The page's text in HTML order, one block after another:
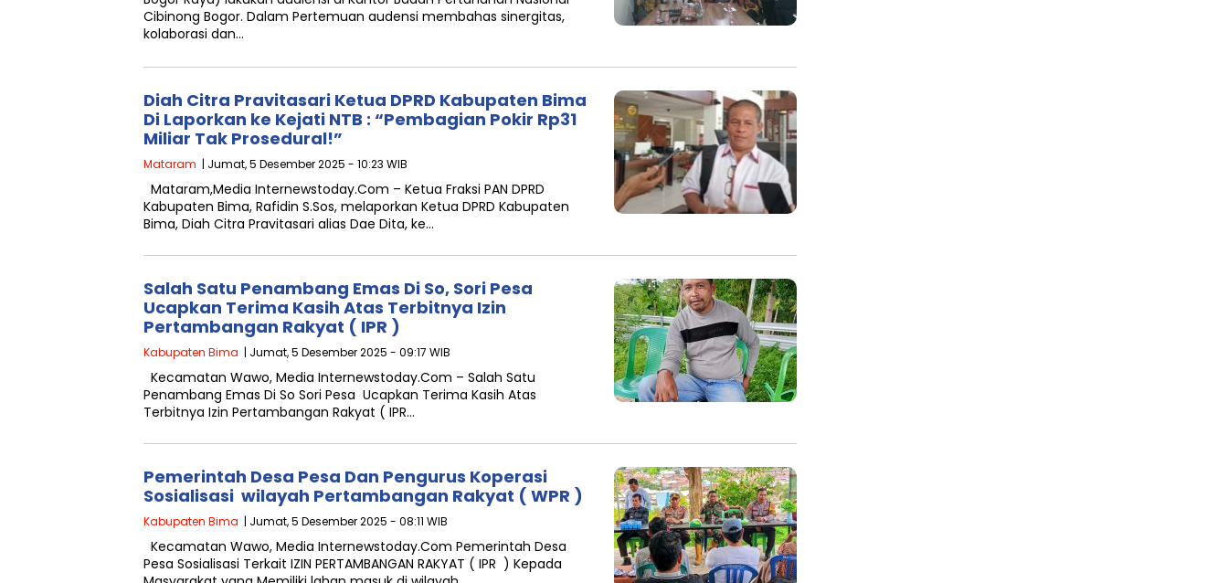
Cibinong Bogor. Dalam Pertemuan audensi membahas sinergitas,
kolaborasi dan…
Diah Citra Pravitasari Ketua DPRD Kabupaten Bima
Di Laporkan ke Kejati NTB : “Pembagian Pokir Rp31
Miliar Tak Prosedural!”
Mataram | Jumat, 5 Desember 2025 - 10:23 WIB
Mataram,Media Internewstoday.Com – Ketua Fraksi PAN DPRD
Kabupaten Bima, Rafidin S.Sos, melaporkan Ketua DPRD Kabupaten
Bima, Diah Citra Pravitasari alias Dae Dita, ke…
Salah Satu Penambang Emas Di So, Sori Pesa
Ucapkan Terima Kasih Atas Terbitnya Izin
Pertambangan Rakyat ( IPR )
Kabupaten Bima | Jumat, 5 Desember 2025 - 09:17 WIB
Kecamatan Wawo, Media Internewstoday.Com – Salah Satu
Penambang Emas Di So Sori Pesa Ucapkan Terima Kasih Atas
Terbitnya Izin Pertambangan Rakyat ( IPR…
Pemerintah Desa Pesa Dan Pengurus Koperasi
Sosialisasi wilayah Pertambangan Rakyat ( WPR )
Kabupaten Bima | Jumat, 5 Desember 2025 - 08:11 WIB
Kecamatan Wawo, Media Internewstoday.Com Pemerintah Desa
Pesa Sosialisasi Terkait IZIN PERTAMBANGAN RAKYAT ( IPR ) Kepada